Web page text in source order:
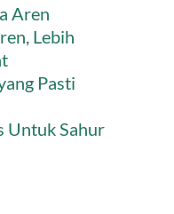
Aren
Lebih
Pasti
Untuk Sahur